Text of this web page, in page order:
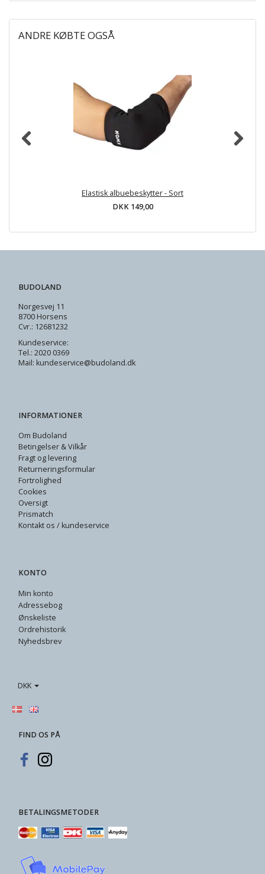
ANDRE KØBTE OGSÅ
Elastisk albuebeskytter - Sort
DKK 149,00
BUDOLAND
Norgesvej 11
8700 Horsens
Cvr.: 12681232
Kundeservice:
Tel.: 2020 0369
Mail: kundeservice@budoland.dk
INFORMATIONER
Om Budoland
Betingelser & Vilkår
Fragt og levering
Returneringsformular
Fortrolighed
Cookies
Oversigt
Prismatch
Kontakt os / kundeservice
KONTO
Min konto
Adressebog
Ønskeliste
Ordrehistorik
Nyhedsbrev
DKK
FIND OS PÅ
BETALINGSMETODER